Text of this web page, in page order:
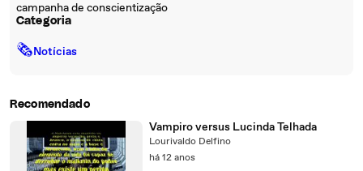
campanha de conscientização
Categoria
🗞Notícias
Recomendado
Vampiro versus Lucinda Telhada
Lourivaldo Delfino
há 12 anos